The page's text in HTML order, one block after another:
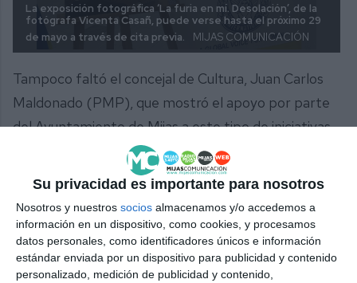
Su privacidad es importante para nosotros
Nosotros y nuestros socios almacenamos y/o accedemos a
información en un dispositivo, como cookies, y procesamos
datos personales, como identificadores únicos e información
estándar enviada por un dispositivo para publicidad y contenido
personalizado, medición de publicidad y contenido,
La exposición fotográfica ‘La furia en mí. Desolación’, de la
fotógrafa Vicenta Casañ, puede verse hasta el próximo 29
de mayo a través de cita previa.
MIJAS COMUNICACIÓN
Tampoco faltó el concejal de Cultura, Juan Carlos
Maldonado (PMP), que mostró el apoyo por parte
del Ayuntamiento de Mijas a este tipo de iniciativas,
ya que “cualquier mensaje que conciencie a la
sociedad es importante. Valoramos mucho que
Mujeres Mijitas hayan cedido su sede y el trabajo que
realiza Soroptimist”, además expresó que “hemos
visto muchas imágenes en televisión, medios de
comunicación, pero al final las vivencias de una